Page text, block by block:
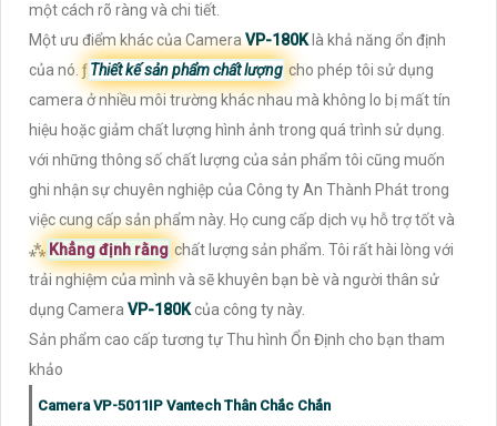
một cách rõ ràng và chi tiết.
Một ưu điểm khác của CameraVP-180K là khả năng ổn định
của nó. ƒThiết kế sản phẩm chất lượng cho phép tôi sử dụng
camera ở nhiều môi trường khác nhau mà không lo bị mất tín
hiệu hoặc giảm chất lượng hình ảnh trong quá trình sử dụng.
với những thông số chất lượng của sản phẩm tôi cũng muốn
ghi nhận sự chuyên nghiệp của Công ty An Thành Phát trong
việc cung cấp sản phẩm này. Họ cung cấp dịch vụ hỗ trợ tốt và
⁂ Khẳng định rằng chất lượng sản phẩm. Tôi rất hài lòng với
trải nghiệm của mình và sẽ khuyên bạn bè và người thân sử
dụng Camera VP-180Kcủa công ty này.
Sản phẩm cao cấp tương tự Thu hình Ổn Định cho bạn tham
khảo
Camera VP-5011IP Vantech Thân Chắc Chắn